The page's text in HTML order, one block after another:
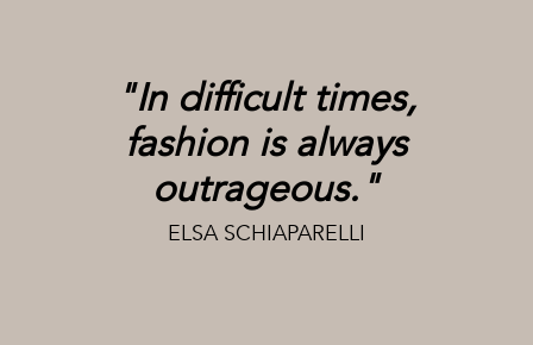
"In difficult times,
fashion is always
outrageous."
ELSA SCHIAPARELLI